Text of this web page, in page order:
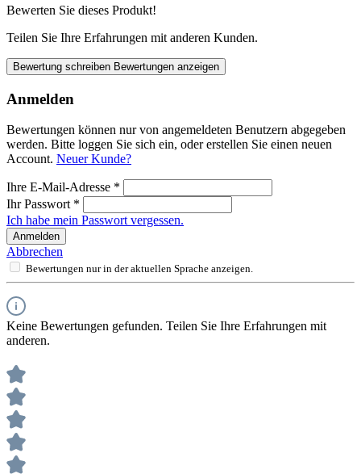
Bewerten Sie dieses Produkt!
Teilen Sie Ihre Erfahrungen mit anderen Kunden.
Bewertung schreiben Bewertungen anzeigen
Anmelden
Bewertungen können nur von angemeldeten Benutzern abgegeben
werden. Bitte loggen Sie sich ein, oder erstellen Sie einen neuen
Account. Neuer Kunde?
Ihre E-Mail-Adresse *
Ihr Passwort *
Ich habe mein Passwort vergessen.
Anmelden
Abbrechen
Bewertungen nur in der aktuellen Sprache anzeigen.
Keine Bewertungen gefunden. Teilen Sie Ihre Erfahrungen mit
anderen.